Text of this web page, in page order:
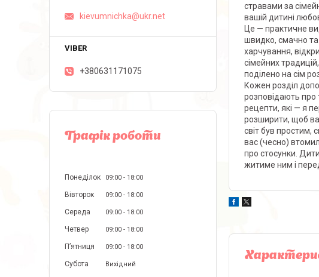
стравами за
вашій дитині
Це — практичне
швидко, смачно та
харчування,
сімейних
поділено на сім
Кожен розділ
розповідають про
рецепти, які — я
розширити, щоб
світ був
вас (чесно)
про стосунки.
житиме ним і
kievumnichka@ukr.net
+380631171075
Графік роботи
Понеділок 09:00 18:00
Вівторок 09:00 18:00
Середа 09:00 18:00
Четвер 09:00 18:00
Пʼятниця 09:00 18:00
Субота Вихідний